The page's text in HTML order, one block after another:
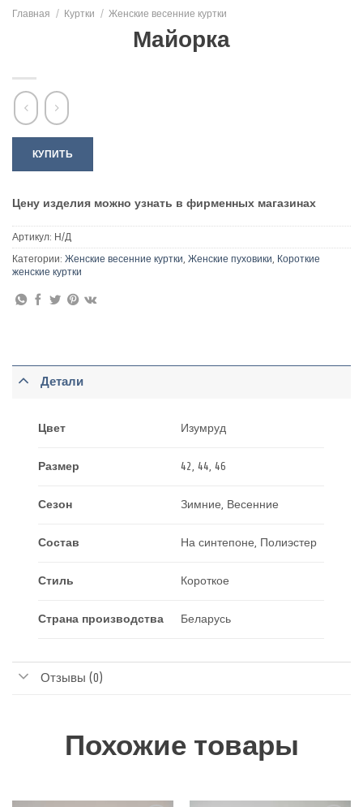
Главная / Куртки / Женские весенние куртки
Майорка
КУПИТЬ
Цену изделия можно узнать в фирменных магазинах
Артикул:Н/Д
Категории:Женские весенние куртки,Женские пуховики,Короткие
женские куртки
Детали
Цвет
Изумруд
Размер
42, 44, 46
Сезон
Зимние, Весенние
Состав
На синтепоне, Полиэстер
Стиль
Короткое
Страна производства
Беларусь
Отзывы (0)
Похожие товары